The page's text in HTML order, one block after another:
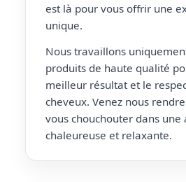
est là pour vous offrir une
unique.
Nous travaillons
produits de haute qualité
meilleur résultat et le
cheveux. Venez nous
vous chouchouter dans une
chaleureuse et relaxante.